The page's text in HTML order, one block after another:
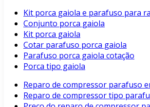
Kit porca gaiola e parafuso para
Conjunto porca gaiola
Kit porca gaiola
Cotar parafuso porca gaiola
Parafuso porca gaiola cotação
Porca tipo gaiola
Reparo de compressor parafuso
Reparo de compressor tipo